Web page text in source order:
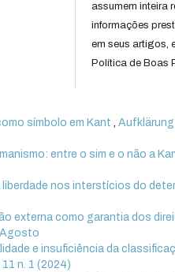
assumem inteira
informações
em seus artigos,
Política de Boas
símbolo em Kant,
entre o sim e o não a
nos interstícios do
externa como garantia dos
Agosto
e insuficiência da
n. 1 (2024)